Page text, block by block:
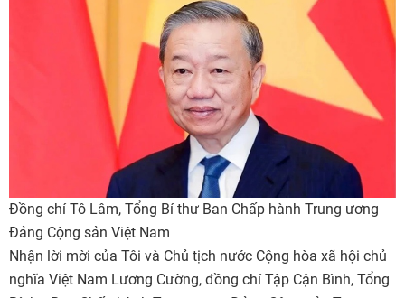
Đồng chí Tô Lâm, Tổng Bí thư Ban Chấp hành Trung ương
Đảng Cộng sản Việt Nam
Nhận lời mời của Tôi và Chủ tịch nước Cộng hòa xã hội chủ
nghĩa Việt Nam Lương Cường, đồng chí Tập Cận Bình, Tổng